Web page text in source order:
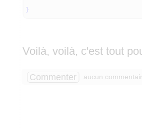
}
Voilà, voilà, c'est tout
Commenter aucun